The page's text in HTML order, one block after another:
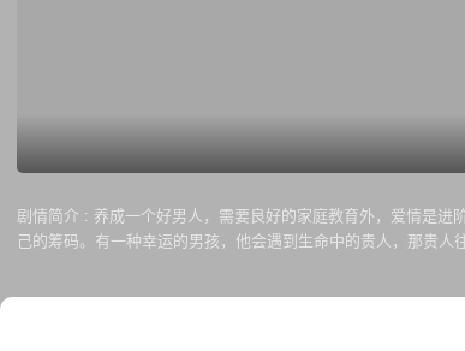
剧情简介 : 养成一个好男人，需要良好的家庭教育外，爱情是进
己的筹码。有一种幸运的男孩，他会遇到生命中的贵人，那贵
演，与安庆辉（张轩睿 饰）有段姊弟情；广告公司老板萧也时